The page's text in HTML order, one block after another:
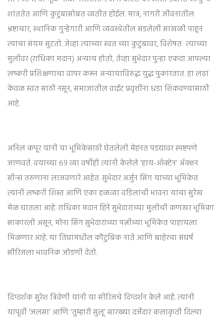
शांततेत आणि कुटुंबासोबत व्यतीत होईल. मात्र, नागरी जीवनातील
भ्रष्टाचार, स्थानिक गुन्हेगारी आणि व्यवस्थेतील सडलेली साखळी पाहून
त्यांचा संयम सुटतो. जेव्हा त्यांच्या स्वतःच्या कुटुंबावर, विशेषतः त्यांच्या
मुलीवर (राधिका मदान) अन्याय होतो, तेव्हा सुभेदार पुन्हा एकदा आपल्या
लष्करी प्रशिक्षणाचा वापर करून अन्यायाविरुद्ध युद्ध पुकारतात. हा लढा
केवळ स्वतःसाठी नसून, समाजातील वाईट प्रवृत्तींना धडा शिकवण्यासाठी
आहे.
अनिल कपूर यांनी या भूमिकेसाठी घेतलेली मेहनत पडद्यावर स्पष्टपणे
जाणवते. वयाच्या ६९ व्या वर्षीही त्यांनी केलेले ‘हाय-ऑक्टेन’ ॲक्शन
सीन्स तरुणांना लाजवणारे आहेत. सुभेदार अर्जुन सिंग यांच्या भूमिकेत
त्यांनी लष्करी शिस्त आणि एका हळव्या वडिलांची भावना यांचा सुरेख
मेळ घातला आहे. राधिका मदान हिने सुभेदारांच्या मुलीची कणखर भूमिका
साकारली असून, मोना सिंग सुभेदारांच्या पत्नीच्या भूमिकेत पाहायला
मिळणार आहे. या तिघांमधील कौटुंबिक नाते आणि बाहेरचा संघर्ष
सीरिजला भावनिक जोडणी देतो.
दिग्दर्शक सुरेश त्रिवेणी यांनी या सीरिजचे दिग्दर्शन केले आहे. त्यांनी
यापूर्वी ‘जलसा’ आणि ‘तुम्हारी सुलू’ सारख्या दर्जेदार कलाकृती दिल्या